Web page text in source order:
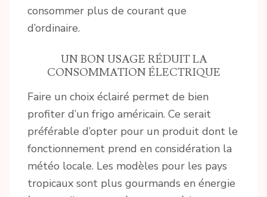
consommer plus de courant que
d’ordinaire.
UN BON USAGE RÉDUIT LA
CONSOMMATION ÉLECTRIQUE
Faire un choix éclairé permet de bien
profiter d’un frigo américain. Ce serait
préférable d’opter pour un produit dont le
fonctionnement prend en considération la
météo locale. Les modèles pour les pays
tropicaux sont plus gourmands en énergie